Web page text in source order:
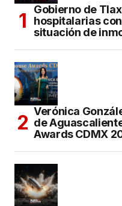
Gobierno de
hospitalarias
situación de
Verónica
de
Awards CDMX